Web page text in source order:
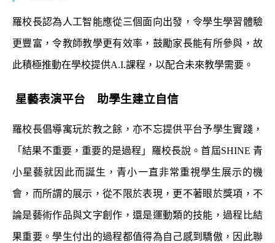
羅校長認為人工智能應從三個面向出發，令學生學習體驗
更豐富，令教師教學更有效率，鼓勵家長能有所參與，故
此積極推動在學校提供A.I.課程，以配合未來教學需要。
星藝表演平台 助學生建立自信
羅校長倡導寓玩於教之餘，亦不忘提供平台予學生實踐，
「結果不重要，重要的是過程」羅校長說。首屆SHINE 青
小星藝就因此而誕生，青小一直非常重視學生展示的機
會，而所謂的展示，從不限於表現，更不著眼於獎項，不
論是藝術作品與文字創作，還是運動類的技能，過程比結
果重要。學生付出的過程都值得為自己感到驕傲，因此聯